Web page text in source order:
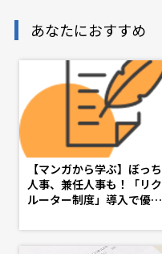
あなたにおすすめ
【マンガから学ぶ】ぼっち
人事、兼任人事も！「リク
ルーター制度」導入で優秀
話-